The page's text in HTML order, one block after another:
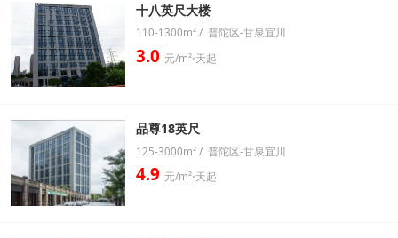
十八英尺大楼
110-1300m² / 普陀区-甘泉宜川
3.0 元/m²⋅天起
品尊18英尺
125-3000m² / 普陀区-甘泉宜川
4.9 元/m²⋅天起